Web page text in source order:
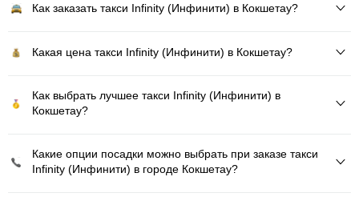
Как заказать такси Infinity (Инфинити) в Кокшетау?
Какая цена такси Infinity (Инфинити) в Кокшетау?
Как выбрать лучшее такси Infinity (Инфинити) в
Кокшетау?
Какие опции посадки можно выбрать при заказе такси
Infinity (Инфинити) в городе Кокшетау?